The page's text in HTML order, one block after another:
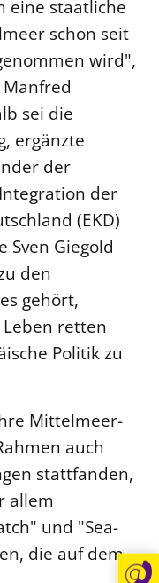
eine staatliche
schon seit
wird",
sei die
ergänzte
der
der
(EKD)
Sven Giegold
den
gehört,
retten
Politik zu
Mittelmeer-
auch
stattfanden,
allem
und "Sea-
die auf dem